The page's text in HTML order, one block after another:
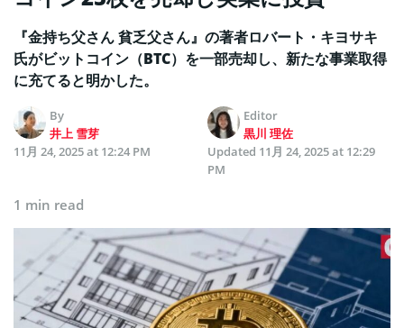
『金持ち父さん 貧乏父さん』の著者ロバート・キヨサキ
氏がビットコイン（BTC）を一部売却し、新たな事業取得
に充てると明かした。
By
井上 雪芽
Editor
黒川 理佐
11月 24, 2025 at 12:24 PM
Updated 11月 24, 2025 at 12:29
PM
1 min read